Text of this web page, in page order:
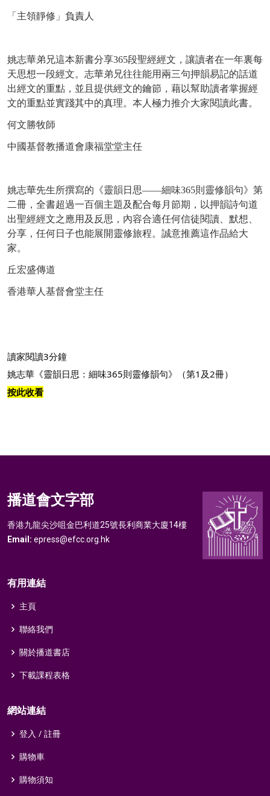
「主領靜修」負責人
姚志華弟兄這本新書分享365段聖經經文，讓讀者在一年裏每
天思想一段經文。志華弟兄往往能用兩三句押韻易記的話道
出經文的重點，並且提供經文的鑰節，藉以幫助讀者掌握經
文的重點並實踐其中的真理。本人極力推介大家閱讀此書。
何文勝牧師
中國基督教播道會康福堂堂主任
姚志華先生所撰寫的《靈韻日思——細味365則靈修韻句》第
二冊，全書超過一百個主題及配合每月節期，以押韻詩句道
出聖經經文之應用及反思，內容合適任何信徒閱讀、默想、
分享，任何日子也能展開靈修旅程。誠意推薦這作品給大
家。
丘宏盛傳道
香港華人基督會堂主任
讀家閱讀3分鐘
姚志華《靈韻日思：細味365則靈修韻句》（第1及2冊）
按此收看
播道會文字部
香港九龍尖沙咀金巴利道25號長利商業大廈14樓
Email: epress@efcc.org.hk
有用連結
主頁
聯絡我們
關於播道書店
下載課程表格
網站連結
登入 / 註冊
購物車
購物須知